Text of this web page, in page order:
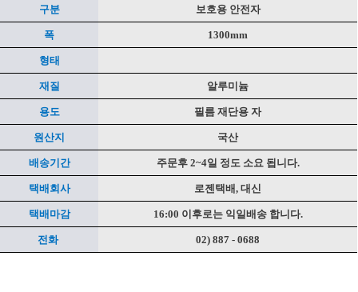
페이코 ID로 페
PAYCO 바
구분 보호용 안전자
폭 1300mm
형태
재질 알루미늄
용도 필름 재단용 자
원산지 국산
배송기간 주문후 2~4일 정도 소요 됩니다.
택배회사 로젠택배, 대신
택배마감 16:00 이후로는 익일배송 합니다.
전화 02) 887 - 0688